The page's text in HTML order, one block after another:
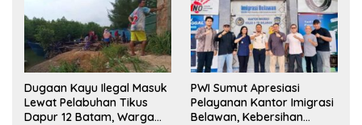
Dugaan Kayu Ilegal Masuk
Lewat Pelabuhan Tikus
Dapur 12 Batam, Warga
PWI Sumut Apresiasi
Pelayanan Kantor Imigrasi
Belawan, Kebersihan